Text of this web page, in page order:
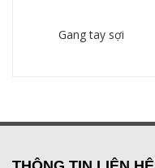
Gang tay sợi